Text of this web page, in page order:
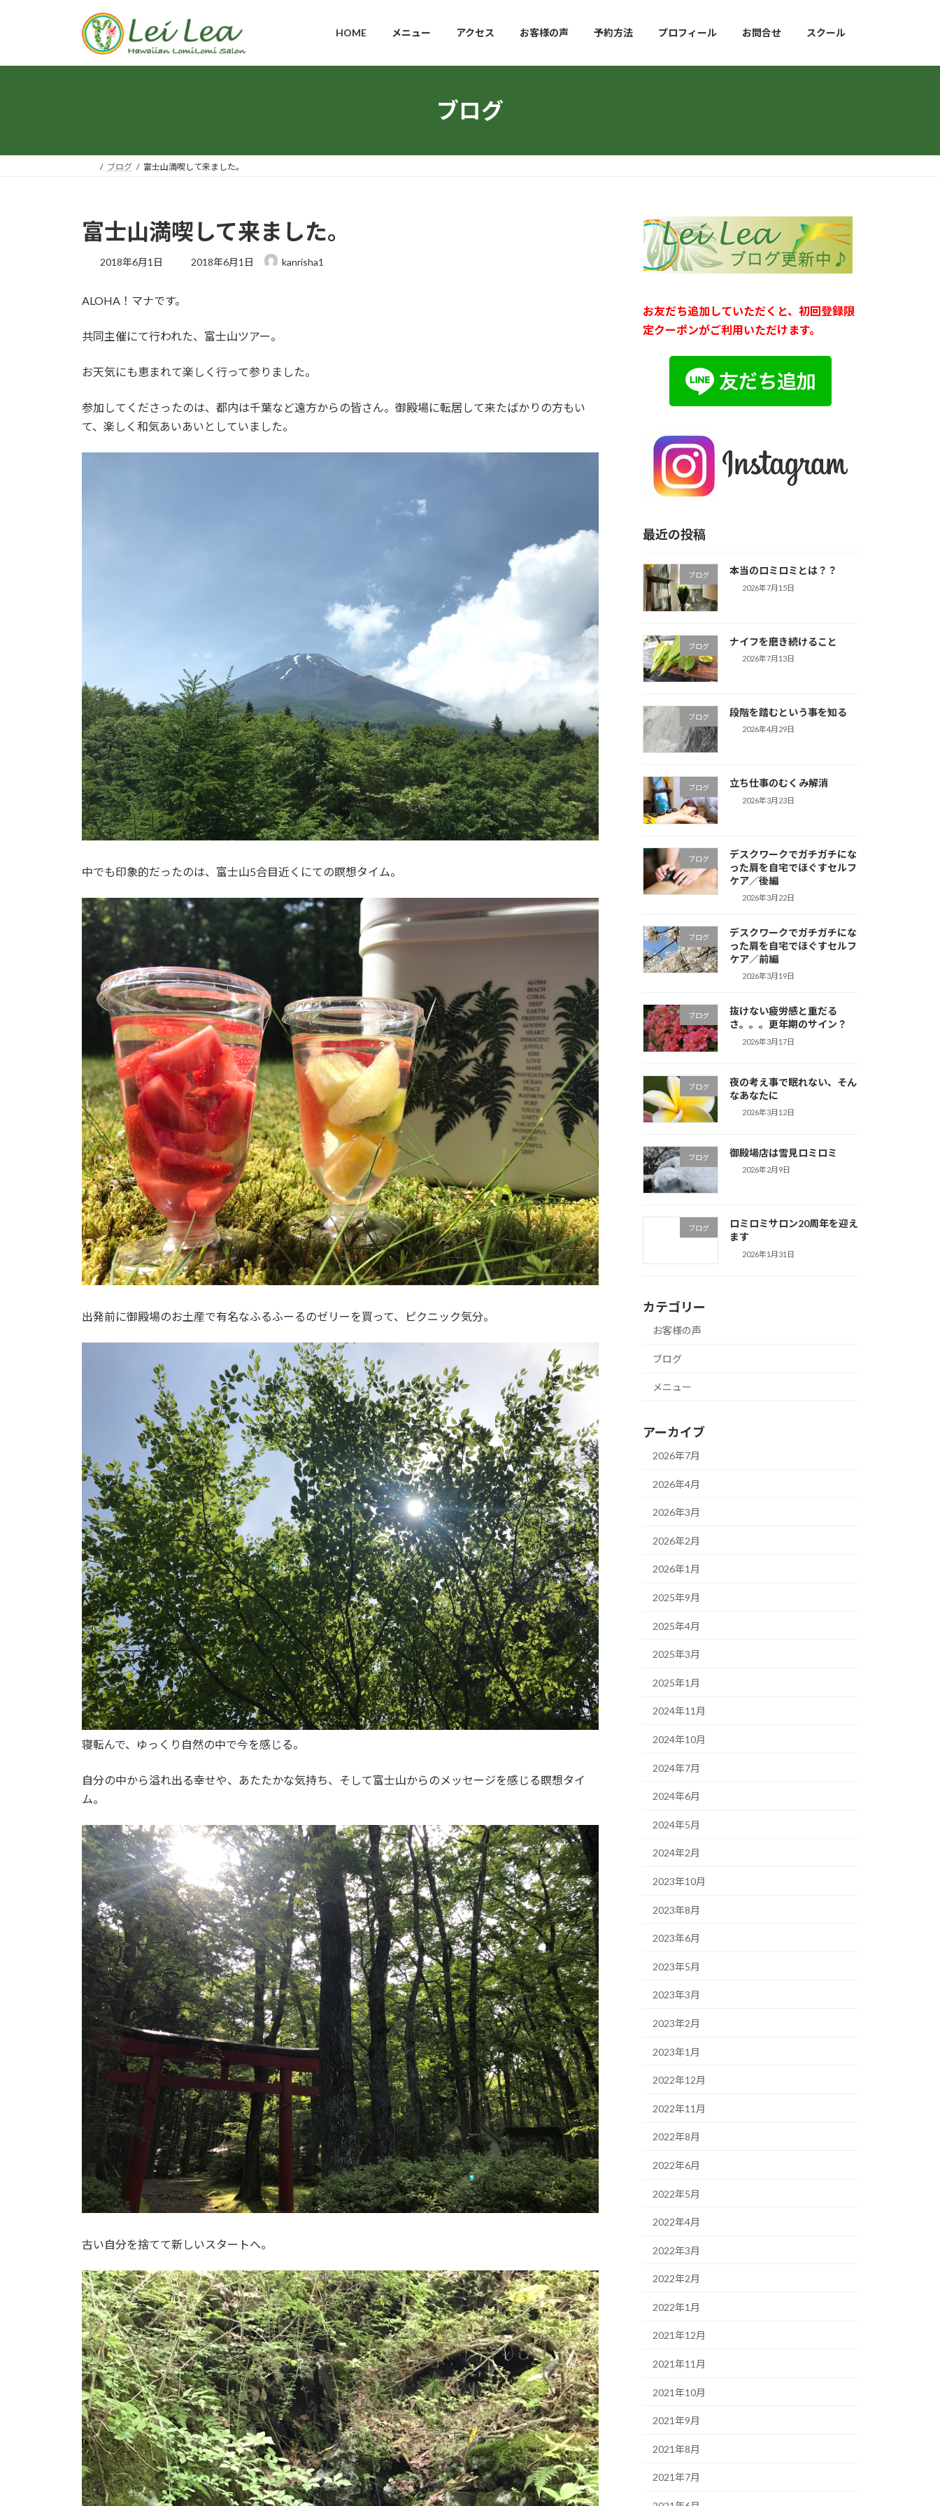
プ
動
HOME メニュー アクセス お客様の声 予約方法 プロフィール お問合せ スクール
ブログ
ブログ 富士山満喫して来ました。
富士山満喫して来ました。
2018年6月1日
最
:
2018年6月1日 kanrisha1
ALOHA！マナです。
共同主催にて行われた、富士山ツアー。
お天気にも恵まれて楽しく行って参りました。
参加してくださったのは、都内は千葉など遠方からの皆さん。御殿場に転居して来たばかりの方もい
て、楽しく和気あいあいとしていました。
中でも印象的だったのは、富士山5合目近くにての瞑想タイム。
出発前に御殿場のお土産で有名なふるふーるのゼリーを買って、ピクニック気分。
寝転んで、ゆっくり自然の中で今を感じる。
自分の中から溢れ出る幸せや、あたたかな気持ち、そして富士山からのメッセージを感じる瞑想タイ
ム。
古い自分を捨てて新しいスタートへ。
お友だち追加していただくと、初回登録限
定クーポンがご利用いただけます。
最近の投稿
ブログ 本当のロミロミとは？？
2026年7月15日
ブログ ナイフを磨き続けること
2026年7月13日
ブログ 段階を踏むという事を知る
2026年4月29日
ブログ 立ち仕事のむくみ解消
2026年3月23日
ブログ
デスクワークでガチガチにな
った肩を自宅でほぐすセルフ
ケア／後編
2026年3月22日
ブログ
デスクワークでガチガチにな
った肩を自宅でほぐすセルフ
ケア／前編
2026年3月19日
ブログ
抜けない疲労感と重だる
さ。。。更年期のサイン？
2026年3月17日
ブログ
夜の考え事で眠れない、そん
なあなたに
2026年3月12日
ブログ 御殿場店は雪見ロミロミ
2026年2月9日
ブログ
ロミロミサロン20周年を迎え
ます
2026年1月31日
カテゴリー
お客様の声
ブログ
メニュー
アーカイブ
2026年7月
2026年4月
2026年3月
2026年2月
2026年1月
2025年9月
2025年4月
2025年3月
2025年1月
2024年11月
2024年10月
2024年7月
2024年6月
2024年5月
2024年2月
2023年10月
2023年8月
2023年6月
2023年5月
2023年3月
2023年2月
2023年1月
2022年12月
2022年11月
2022年8月
2022年6月
2022年5月
2022年4月
2022年3月
2022年2月
2022年1月
2021年12月
2021年11月
2021年10月
2021年9月
2021年8月
2021年7月